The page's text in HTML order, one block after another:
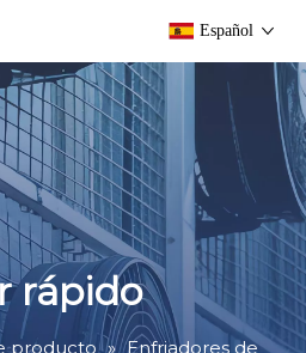
Español
rápido
producto » Enfriadores de